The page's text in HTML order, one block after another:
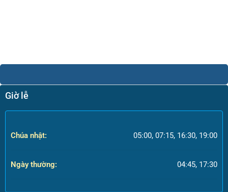
Giờ lễ
Chúa nhật: 05:00, 07:15, 16:30, 19:00
Ngày thường: 04:45, 17:30